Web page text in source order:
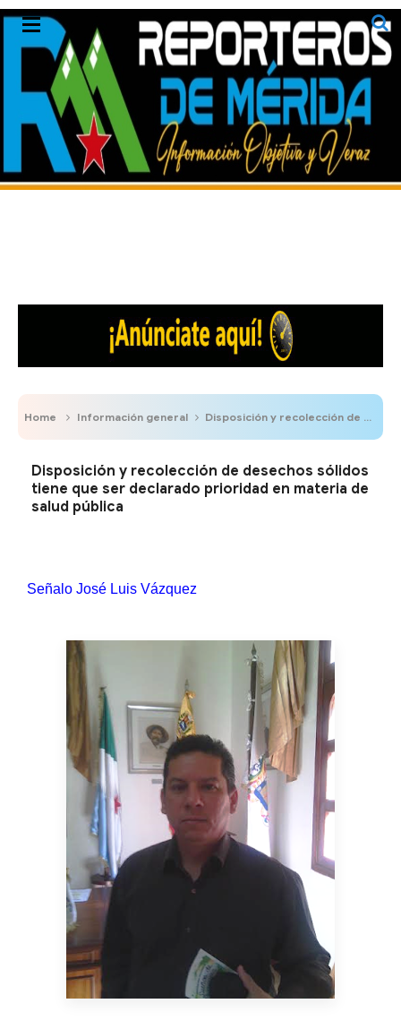
Home Información general Disposición y recolección de desechos sólidos tiene que ser declarado prioridad en materia de salud pública
Disposición y recolección de desechos sólidos
tiene que ser declarado prioridad en materia de
salud pública
Señalo José Luis Vázquez